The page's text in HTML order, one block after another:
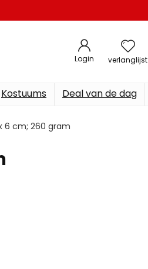
Login verlanglijst
Kostuums Deal van de dag
6 cm; 260 gram